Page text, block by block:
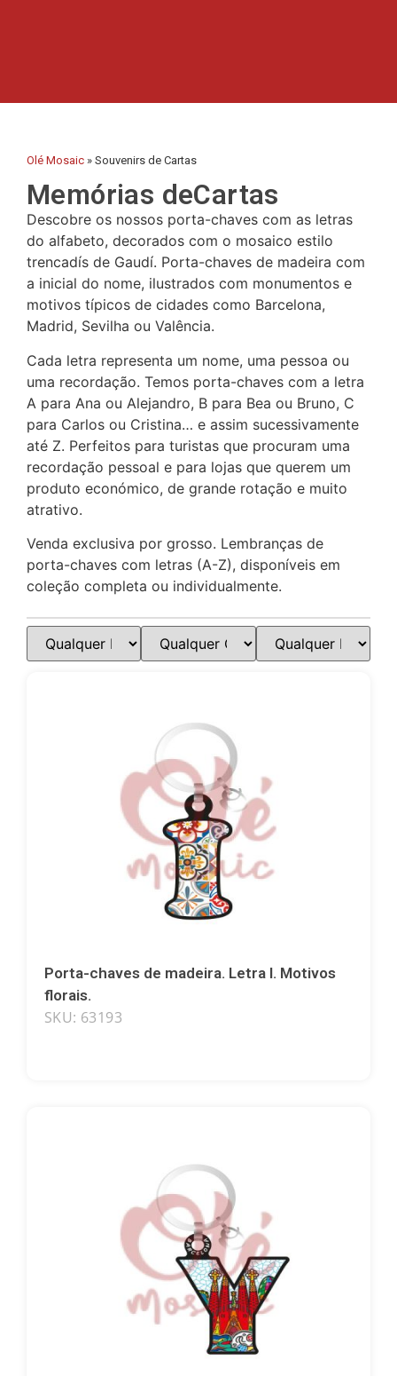
Rueda
Salamanca
San Sebastián
Santander
Santiago
Segóvia
Sevilla
Sitges
Tarifa
Tarragona
Toledo
Torremolinos
Valencia
Vitória-Gasteiz
Saragoça
Lembranças por tema
Bulldogs
Arco-íris
Golfinhos
Sagrada Família
Olé Mosaic » Souvenirs de Cartas
Memórias deCartas
Descobre os nossos porta-chaves com as letras
do alfabeto, decorados com o mosaico estilo
trencadís de Gaudí. Porta-chaves de madeira com
a inicial do nome, ilustrados com monumentos e
motivos típicos de cidades como Barcelona,
Madrid, Sevilha ou Valência.
Cada letra representa um nome, uma pessoa ou
uma recordação. Temos porta-chaves com a letra
A para Ana ou Alejandro, B para Bea ou Bruno, C
para Carlos ou Cristina… e assim sucessivamente
até Z. Perfeitos para turistas que procuram uma
recordação pessoal e para lojas que querem um
produto económico, de grande rotação e muito
atrativo.
Venda exclusiva por grosso. Lembranças de
porta-chaves com letras (A-Z), disponíveis em
coleção completa ou individualmente.
Porta-chaves de madeira. Letra I. Motivos
florais.
SKU: 63193